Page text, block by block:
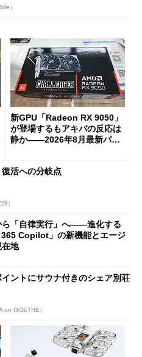
）
新GPU「Radeon RX 9050」
が登場するもアキバの反応は
静か――2026年8月最新パー
復活への分岐点
）
ら「自律実行」へ――進化する
Copilot」の新機能とエージ
在地
ントにサウナ付きのシェア別荘
on GOETHE）